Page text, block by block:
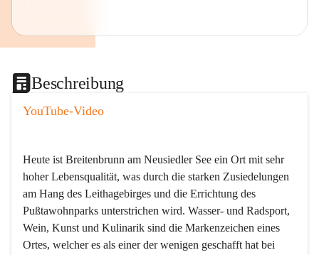
Beschreibung
YouTube-Video
Heute ist Breitenbrunn am Neusiedler See ein Ort mit sehr
hoher Lebensqualität, was durch die starken Zusiedelungen
am Hang des Leithagebirges und die Errichtung des
Pußtawohnparks unterstrichen wird. Wasser- und Radsport,
Wein, Kunst und Kulinarik sind die Markenzeichen eines
Ortes, welcher es als einer der wenigen geschafft hat bei